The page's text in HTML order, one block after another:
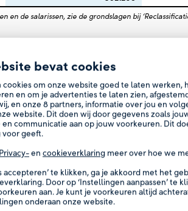
bevat cookies
cookies om onze website goed te laten werken,
en om je advertenties te laten zien,
en onze 8 partners, informatie over jou en
website. Dit doen wij door gegevens zoals
communicatie aan op jouw voorkeuren. Dit
geeft.
Privacy-en cookieverklaring meer over hoe we
accepteren’ te klikken, ga je akkoord met het
Door op ‘Instellingen aanpassen’ te
aan. Je kunt je voorkeuren altijd
onderaan onze website.
de salarissen, zie de grondslagen bij
is. Het totale premiepercentage is
Algemeen Pensioenfonds Stap.
kwalificeert deze als een
Stap verschuldigde premies als last in
in geen enkel opzicht in de